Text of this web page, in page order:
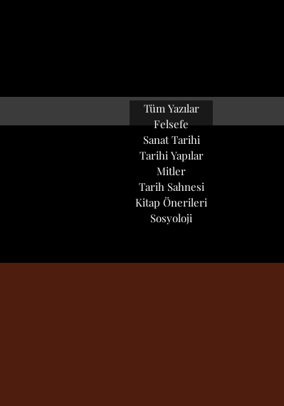
Tüm Yazılar
Felsefe
Sanat Tarihi
Tarihi Yapılar
Mitler
Tarih Sahnesi
Kitap Önerileri
Sosyoloji